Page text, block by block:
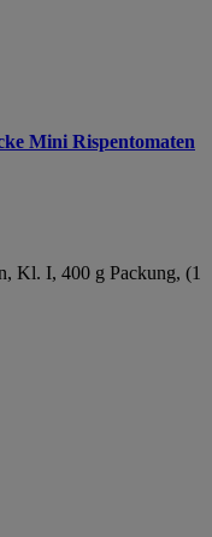
Mini Rispentomaten
Kl. I, 400 g Packung, (1